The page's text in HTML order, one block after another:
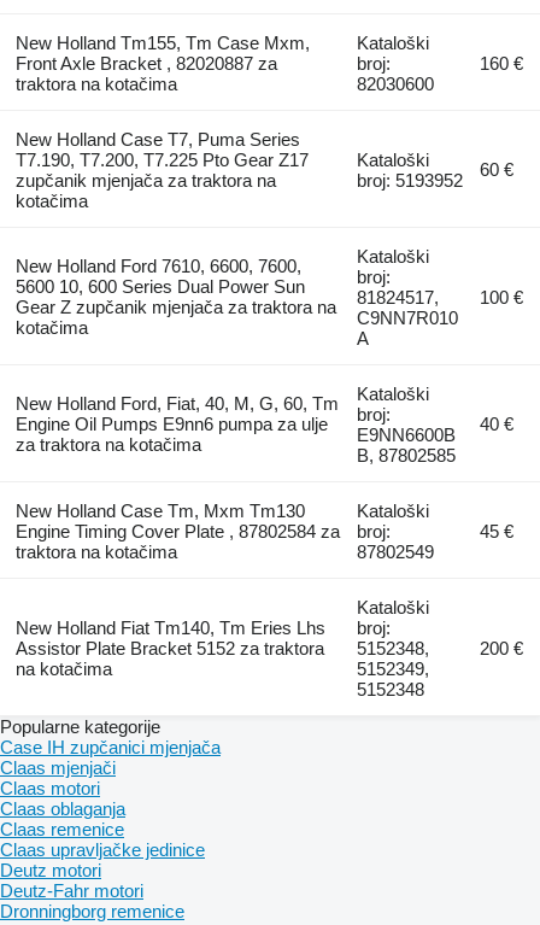
New Holland Tm155, Tm Case Mxm,
Front Axle Bracket , 82020887 za
traktora na kotačima
Kataloški
broj:
82030600
160 €
New Holland Case T7, Puma Series
T7.190, T7.200, T7.225 Pto Gear Z17
zupčanik mjenjača za traktora na
kotačima
Kataloški
broj: 5193952
60 €
New Holland Ford 7610, 6600, 7600,
5600 10, 600 Series Dual Power Sun
Gear Z zupčanik mjenjača za traktora na
kotačima
Kataloški
broj:
81824517,
C9NN7R010
A
100 €
New Holland Ford, Fiat, 40, M, G, 60, Tm
Engine Oil Pumps E9nn6 pumpa za ulje
za traktora na kotačima
Kataloški
broj:
E9NN6600B
B, 87802585
40 €
New Holland Case Tm, Mxm Tm130
Engine Timing Cover Plate , 87802584 za
traktora na kotačima
Kataloški
broj:
87802549
45 €
New Holland Fiat Tm140, Tm Eries Lhs
Assistor Plate Bracket 5152 za traktora
na kotačima
Kataloški
broj:
5152348,
5152349,
5152348
200 €
Popularne kategorije
Case IH zupčanici mjenjača
Claas mjenjači
Claas motori
Claas oblaganja
Claas remenice
Claas upravljačke jedinice
Deutz motori
Deutz-Fahr motori
Dronningborg remenice